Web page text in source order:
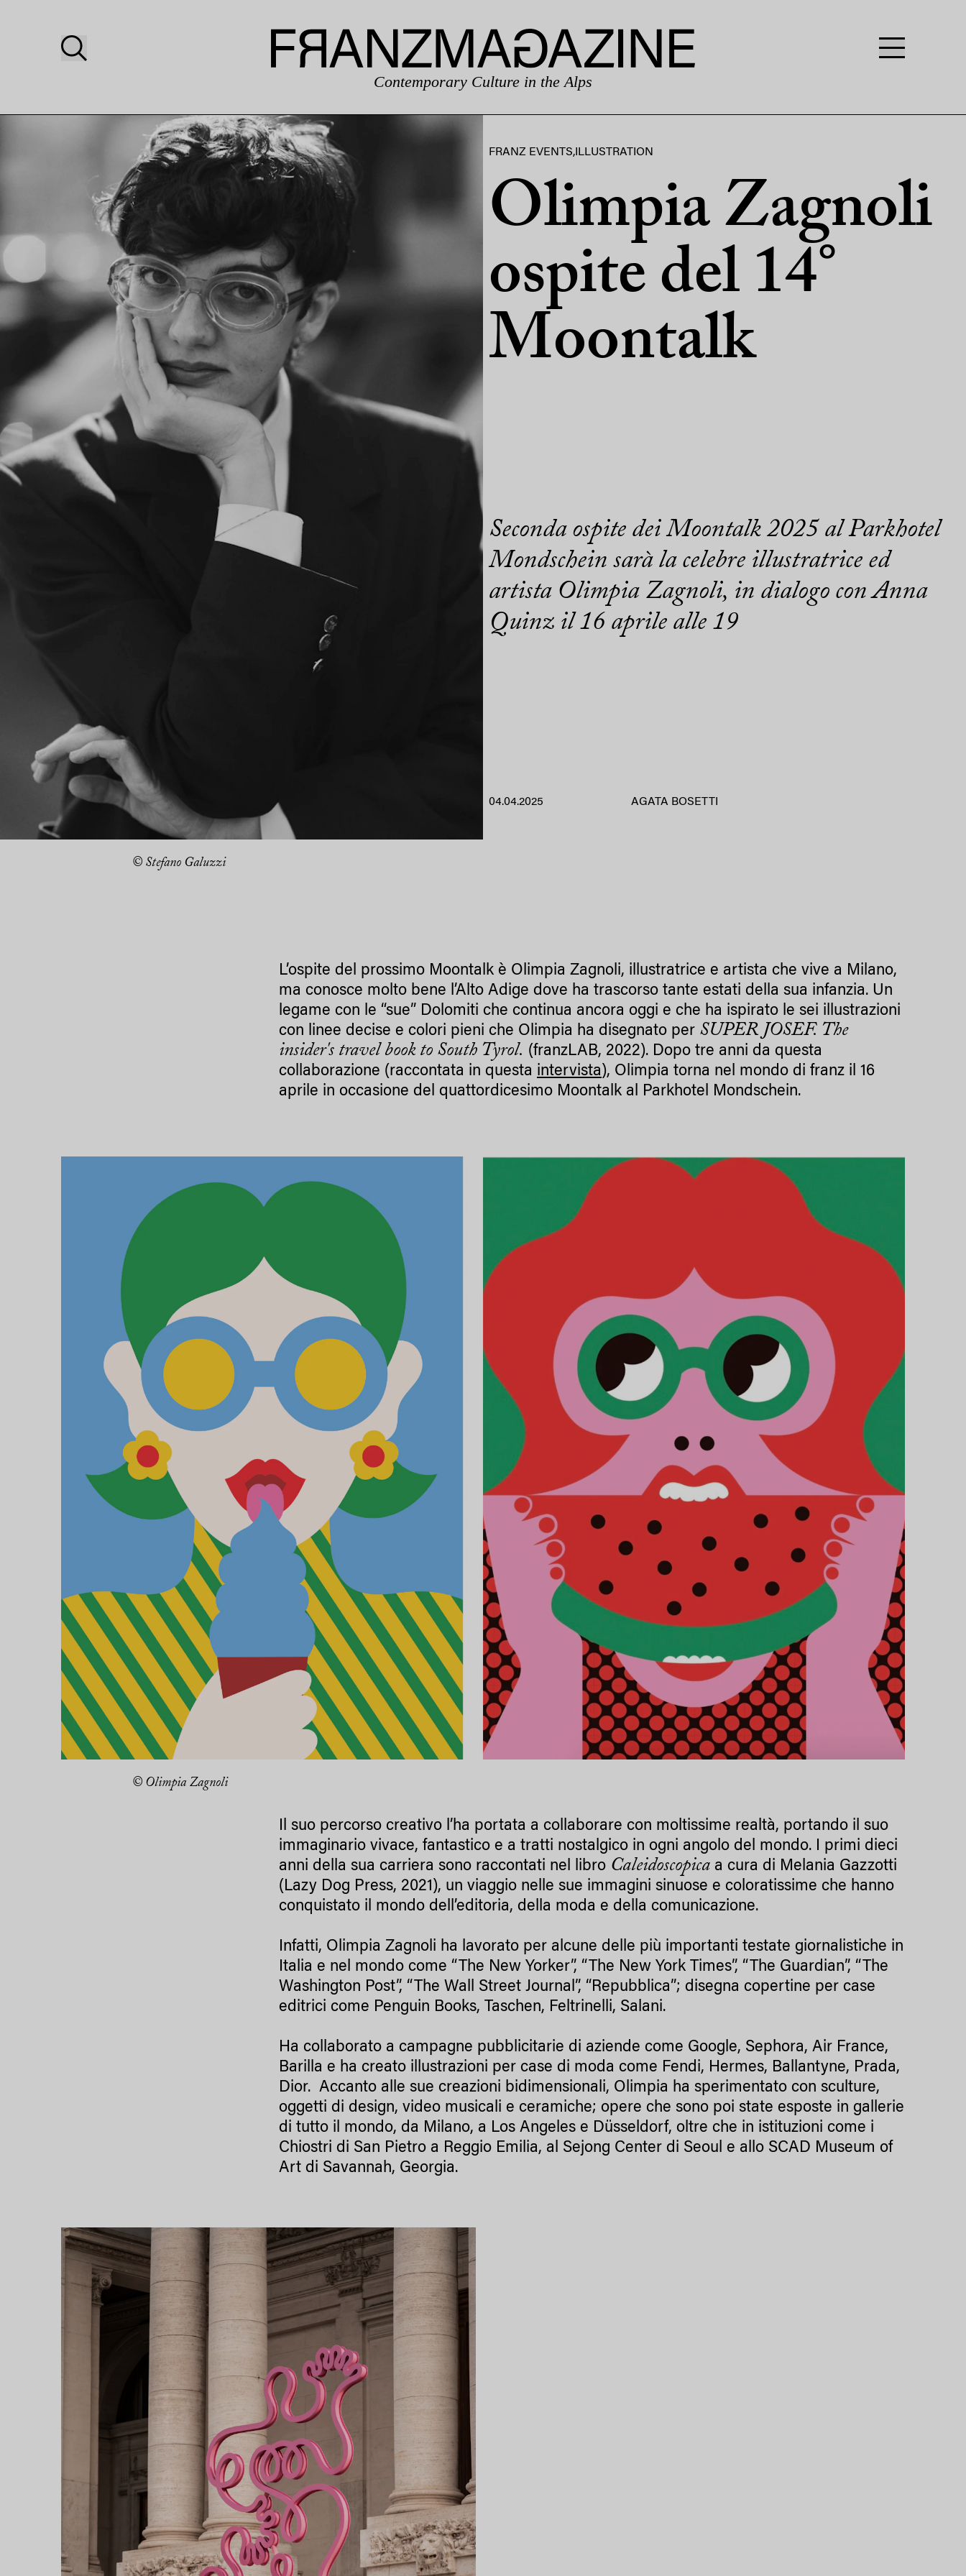
Contemporary Culture in the Alps
FRANZ EVENTS,ILLUSTRATION
Olimpia Zagnoli
ospite del 14°
Moontalk
Seconda ospite dei Moontalk 2025 al Parkhotel
Mondschein sarà la celebre illustratrice ed
artista Olimpia Zagnoli, in dialogo con Anna
Quinz il 16 aprile alle 19
04.04.2025 AGATA BOSETTI
© Stefano Galuzzi
L’ospite del prossimo Moontalk è Olimpia Zagnoli, illustratrice e artista che vive a Milano,
ma conosce molto bene l’Alto Adige dove ha trascorso tante estati della sua infanzia. Un
legame con le “sue” Dolomiti che continua ancora oggi e che ha ispirato le sei illustrazioni
con linee decise e colori pieni che Olimpia ha disegnato per SUPER JOSEF. The
insider's travel book to South Tyrol. (franzLAB, 2022). Dopo tre anni da questa
collaborazione (raccontata in questa intervista), Olimpia torna nel mondo di franz il 16
aprile in occasione del quattordicesimo Moontalk al Parkhotel Mondschein.
© Olimpia Zagnoli
Il suo percorso creativo l’ha portata a collaborare con moltissime realtà, portando il suo
immaginario vivace, fantastico e a tratti nostalgico in ogni angolo del mondo. I primi dieci
anni della sua carriera sono raccontati nel libro Caleidoscopica a cura di Melania Gazzotti
(Lazy Dog Press, 2021), un viaggio nelle sue immagini sinuose e coloratissime che hanno
conquistato il mondo dell’editoria, della moda e della comunicazione.
Infatti, Olimpia Zagnoli ha lavorato per alcune delle più importanti testate giornalistiche in
Italia e nel mondo come “The New Yorker”, “The New York Times”, “The Guardian”, “The
Washington Post”, “The Wall Street Journal”, “Repubblica”; disegna copertine per case
editrici come Penguin Books, Taschen, Feltrinelli, Salani.
Ha collaborato a campagne pubblicitarie di aziende come Google, Sephora, Air France,
Barilla e ha creato illustrazioni per case di moda come Fendi, Hermes, Ballantyne, Prada,
Dior. Accanto alle sue creazioni bidimensionali, Olimpia ha sperimentato con sculture,
oggetti di design, video musicali e ceramiche; opere che sono poi state esposte in gallerie
di tutto il mondo, da Milano, a Los Angeles e Düsseldorf, oltre che in istituzioni come i
Chiostri di San Pietro a Reggio Emilia, al Sejong Center di Seoul e allo SCAD Museum of
Art di Savannah, Georgia.